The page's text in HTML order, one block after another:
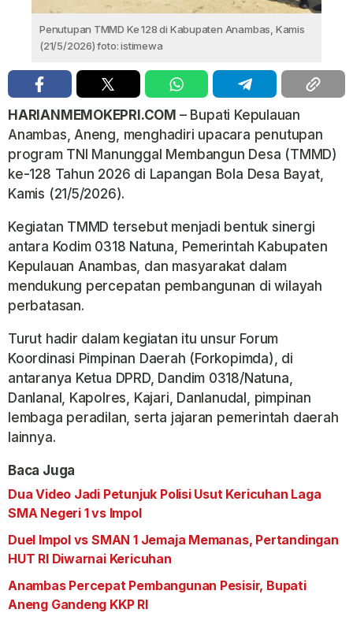
Penutupan TMMD Ke 128 di Kabupaten Anambas, Kamis
(21/5/2026) foto: istimewa
HARIANMEMOKEPRI.COM – Bupati Kepulauan
Anambas, Aneng, menghadiri upacara penutupan
program TNI Manunggal Membangun Desa (TMMD)
ke-128 Tahun 2026 di Lapangan Bola Desa Bayat,
Kamis (21/5/2026).
Kegiatan TMMD tersebut menjadi bentuk sinergi
antara Kodim 0318 Natuna, Pemerintah Kabupaten
Kepulauan Anambas, dan masyarakat dalam
mendukung percepatan pembangunan di wilayah
perbatasan.
Turut hadir dalam kegiatan itu unsur Forum
Koordinasi Pimpinan Daerah (Forkopimda), di
antaranya Ketua DPRD, Dandim 0318/Natuna,
Danlanal, Kapolres, Kajari, Danlanudal, pimpinan
lembaga peradilan, serta jajaran pemerintah daerah
lainnya.
Baca Juga
Dua Video Jadi Petunjuk Polisi Usut Kericuhan Laga
SMA Negeri 1 vs Impol
Duel Impol vs SMAN 1 Jemaja Memanas, Pertandingan
HUT RI Diwarnai Kericuhan
Anambas Percepat Pembangunan Pesisir, Bupati
Aneng Gandeng KKP RI